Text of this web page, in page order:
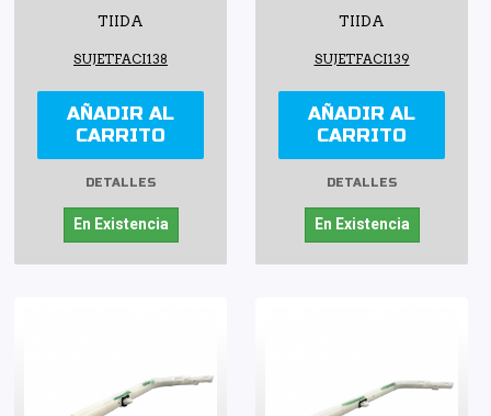
TIIDA
SUJETFACI138
AÑADIR AL
CARRITO
DETALLES
En Existencia
TIIDA
SUJETFACI139
AÑADIR AL
CARRITO
DETALLES
En Existencia